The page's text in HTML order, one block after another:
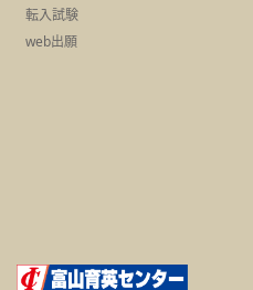
転入試験
web出願